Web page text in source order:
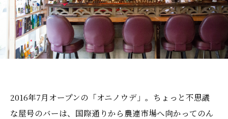
2016年7月オープンの「オニノウデ」。ちょっと不思議
な屋号のバーは、国際通りから農連市場へ向かってのん